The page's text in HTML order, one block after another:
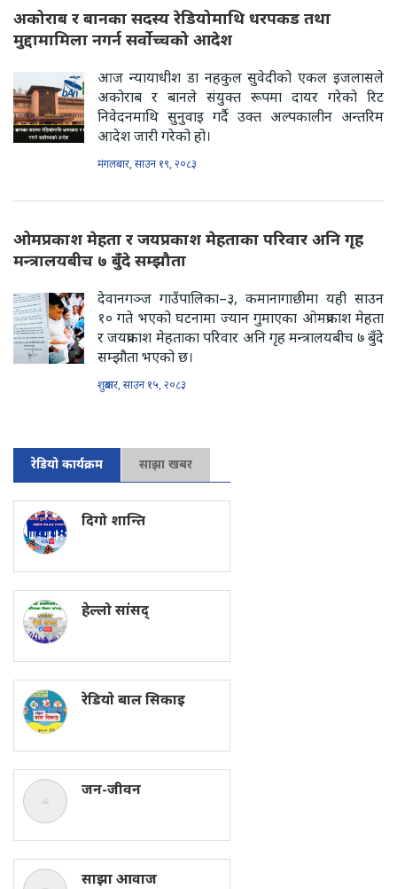
अकोराब र बानका सदस्य रेडियोमाथि धरपकड तथा
मुद्दामामिला नगर्न सर्वोच्चको आदेश
आज न्यायाधीश डा नहकुल सुवेदीको एकल इजलासले
अकोराब र बानले संयुक्त रूपमा दायर गरेको रिट
निवेदनमाथि सुनुवाइ गर्दै उक्त अल्पकालीन अन्तरिम
आदेश जारी गरेको हो।
मंगलबार, साउन १९, २०८३
ओमप्रकाश मेहता र जयप्रकाश मेहताका परिवार अनि गृह
मन्त्रालयबीच ७ बुँदे सम्झौता
देवानगञ्ज गाउँपालिका–३, कमानागाछीमा यही साउन
१० गते भएको घटनामा ज्यान गुमाएका ओमप्रकाश मेहता
र जयप्रकाश मेहताका परिवार अनि गृह मन्त्रालयबीच ७ बुँदे
सम्झौता भएको छ।
शुक्रबार, साउन १५, २०८३
रेडियो कार्यक्रम साझा खबर
दिगो शान्ति
हेल्लो सांसद्
रेडियाे बाल सिकाइ
जन-जीवन
साझा आवाज